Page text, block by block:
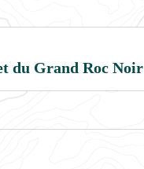
du Grand Roc Noir